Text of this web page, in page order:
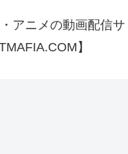
アニメの動画配信サ
】